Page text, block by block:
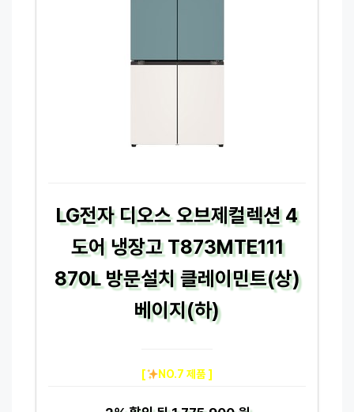
LG전자 디오스 오브제컬렉션 4
도어 냉장고 T873MTE111
870L 방문설치 클레이민트(상)
베이지(하)
[ NO.7 제품 ]